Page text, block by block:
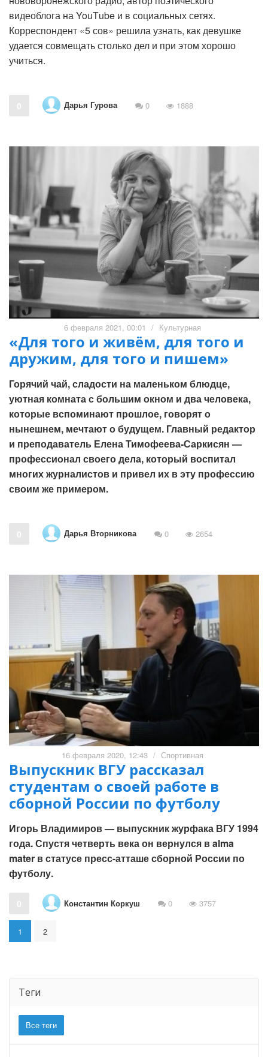
видеоблога на YouТube и в социальных сетях.
Корреспондент «5 сов» решила узнать, как девушке
удается совмещать столько дел и при этом хорошо
учиться.
0 Дарья Гурова 0 1888
6 февраля 2021, 00:01 / Культурная
«Для того и живём, для того и
дружим, для того и пишем»
Горячий чай, сладости на маленьком блюдце,
уютная комната с большим окном и два человека,
которые вспоминают прошлое, говорят о
нынешнем, мечтают о будущем. Главный редактор
и преподаватель Елена Тимофеева-Саркисян —
профессионал своего дела, который воспитал
многих журналистов и привел их в эту профессию
своим же примером.
0 Дарья Вторникова 0 2654
16 февраля 2020, 12:43 / Спортивная
Выпускник ВГУ рассказал
студентам о своей работе в
сборной России по футболу
Игорь Владимиров — выпускник журфака ВГУ 1994
года. Спустя четверть века он вернулся в alma
mater в статусе пресс-атташе сборной России по
футболу.
0 Константин Коркуш 0 3757
1 2
Теги
Все теги